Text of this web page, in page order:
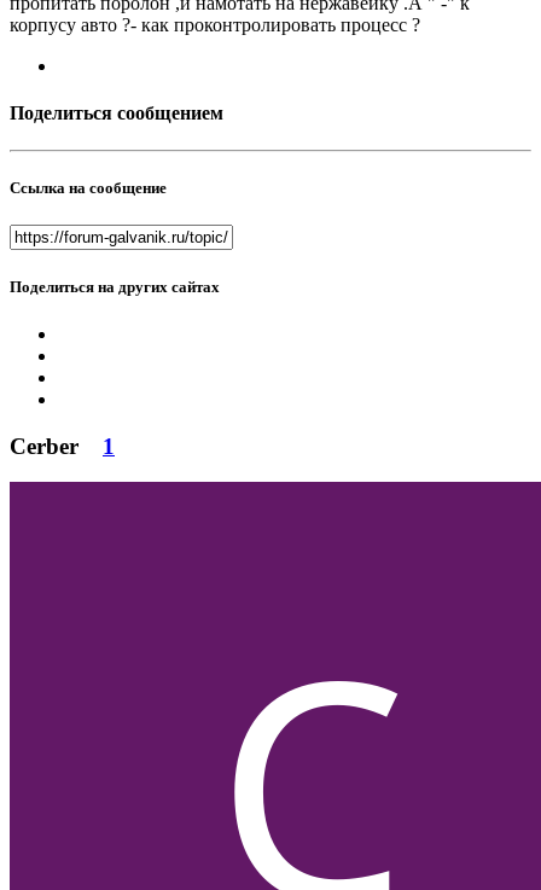
корпусу авто ?- как проконтролировать процесс ?
Поделиться сообщением
Ссылка на сообщение
Поделиться на других сайтах
Cerber 1